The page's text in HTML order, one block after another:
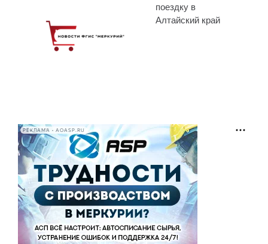
поездку в
Алтайский край
РЕКЛАМА • AOASP.RU